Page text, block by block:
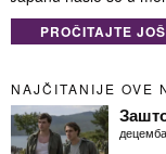
PROČITAJTE JOŠ
NAJČITANIJE OVE